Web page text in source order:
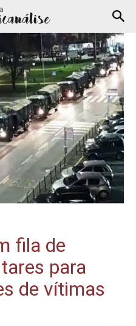
fila de
para
de vítimas